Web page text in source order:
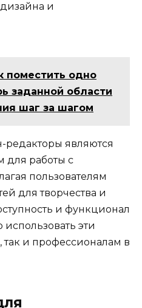
и
поместить одно
заданной области
шаг за шагом
редакторы являются
для работы с
пользователям
для творчества и
и функционал
эти
и профессионалам в